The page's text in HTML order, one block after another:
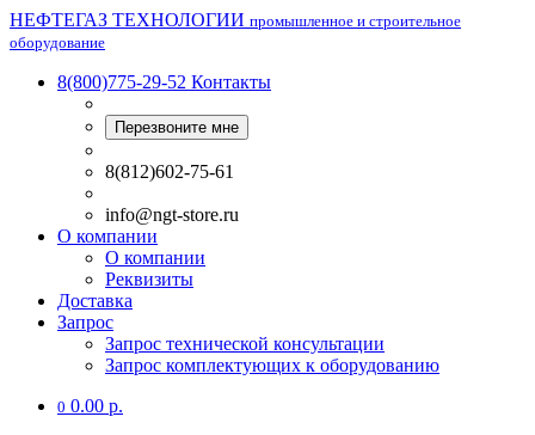
НЕФТЕГАЗ ТЕХНОЛОГИИ промышленное и строительное
оборудование
8(800)775-29-52 Контакты
Перезвоните мне
8(812)602-75-61
info@ngt-store.ru
О компании
О компании
Реквизиты
Доставка
Запрос
Запрос технической консультации
Запрос комплектующих к оборудованию
0 0.00 р.